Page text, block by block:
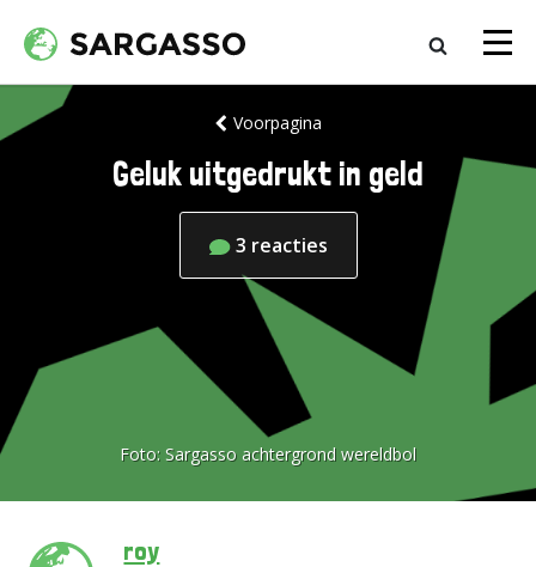
Voorpagina
Geluk uitgedrukt in geld
3 reacties
Foto: Sargasso achtergrond wereldbol
roy